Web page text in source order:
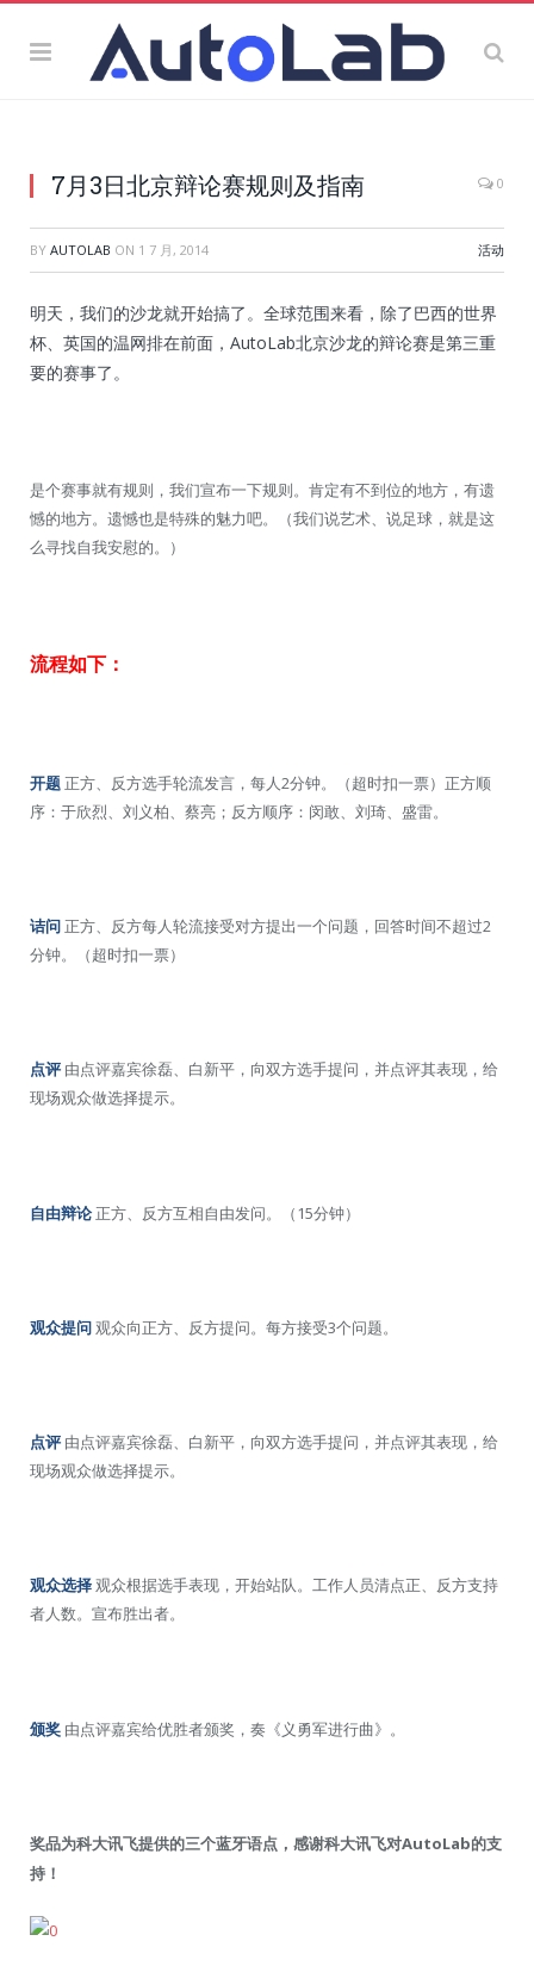
7月3日北京辩论赛规则及指南 0
BY AUTOLAB ON 1 7 月, 2014 活动
明天，我们的沙龙就开始搞了。全球范围来看，除了巴西的世界
杯、英国的温网排在前面，AutoLab北京沙龙的辩论赛是第三重
要的赛事了。
是个赛事就有规则，我们宣布一下规则。肯定有不到位的地方，有遗
憾的地方。遗憾也是特殊的魅力吧。（我们说艺术、说足球，就是这
么寻找自我安慰的。）
流程如下：
开题正方、反方选手轮流发言，每人2分钟。（超时扣一票）正方顺
序：于欣烈、刘义柏、蔡亮；反方顺序：闵敢、刘琦、盛雷。
诘问正方、反方每人轮流接受对方提出一个问题，回答时间不超过2
分钟。（超时扣一票）
点评 由点评嘉宾徐磊、白新平，向双方选手提问，并点评其表现，给
现场观众做选择提示。
自由辩论正方、反方互相自由发问。（15分钟）
观众提问观众向正方、反方提问。每方接受3个问题。
点评 由点评嘉宾徐磊、白新平，向双方选手提问，并点评其表现，给
现场观众做选择提示。
观众选择观众根据选手表现，开始站队。工作人员清点正、反方支持
者人数。宣布胜出者。
颁奖 由点评嘉宾给优胜者颁奖，奏《义勇军进行曲》。
奖品为科大讯飞提供的三个蓝牙语点 ，感谢科大讯飞对AutoLab的支
持！